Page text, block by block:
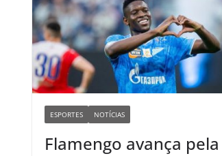
ESPORTES NOTÍCIAS
Flamengo avança pela